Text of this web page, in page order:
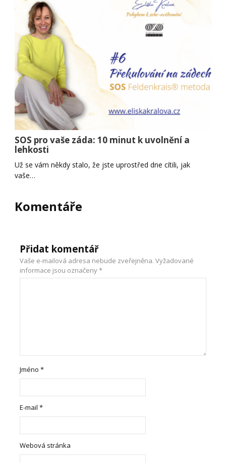
SOS pro vaše záda: 10 minut k uvolnění a
lehkosti
Už se vám někdy stalo, že jste uprostřed dne cítili, jak
vaše…
Komentáře
Přidat komentář
Vaše e-mailová adresa nebude zveřejněna. Vyžadované
informace jsou označeny*
Jméno*
E-mail*
Webová stránka